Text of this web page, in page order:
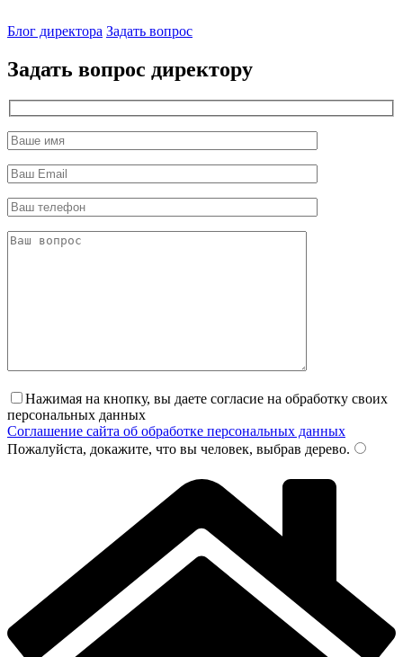
Блог директора Задать вопрос
Задать вопрос директору
Нажимая на кнопку, вы даете согласие на обработку своих
персональных данных
Соглашение сайта об обработке персональных данных
Пожалуйста, докажите, что вы человек, выбрав дерево.